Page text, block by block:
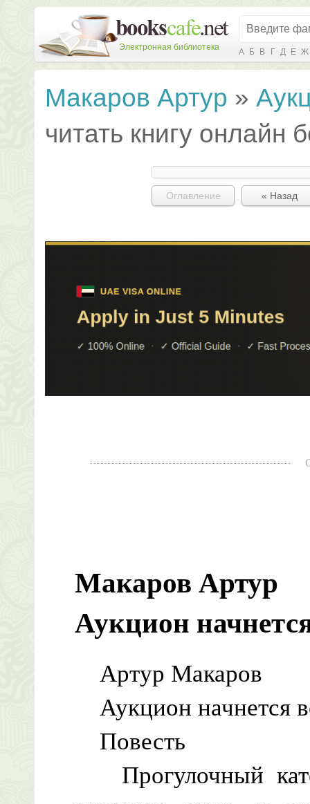
Электронная библиотека А Б В Г Д Е Ж
Макаров Артур »
читать книгу онлайн
Оглавление « Назад
Макаров Артур
Аукцион
Артур Макаров
Аукцион начнется
Повесть
Прогулочный